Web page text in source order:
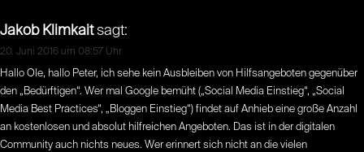
Jakob Klimkait sagt:
20. Juni 2016 um 08:57 Uhr
Hallo Ole, hallo Peter, ich sehe kein Ausbleiben von Hilfsangeboten gegenüber
den „Bedürftigen“. Wer mal Google bemüht („Social Media Einstieg“, „Social
Media Best Practices“, „Bloggen Einstieg“) findet auf Anhieb eine große Anzahl
an kostenlosen und absolut hilfreichen Angeboten. Das ist in der digitalen
Community auch nichts neues. Wer erinnert sich nicht an die vielen